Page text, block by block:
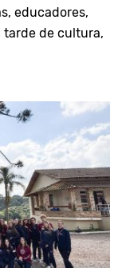
educadores,
tarde de cultura,